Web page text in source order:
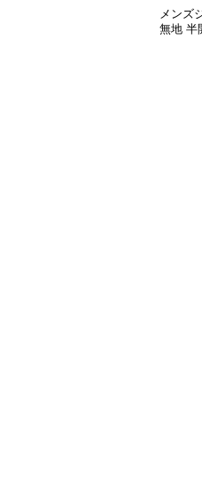
メンズ
無地 半